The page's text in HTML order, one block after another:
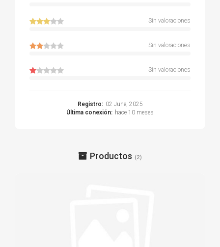
Sin valoraciones
Sin valoraciones
Sin valoraciones
Registro: 02 June, 2025
Última conexión: hace 10 meses
Productos (2)